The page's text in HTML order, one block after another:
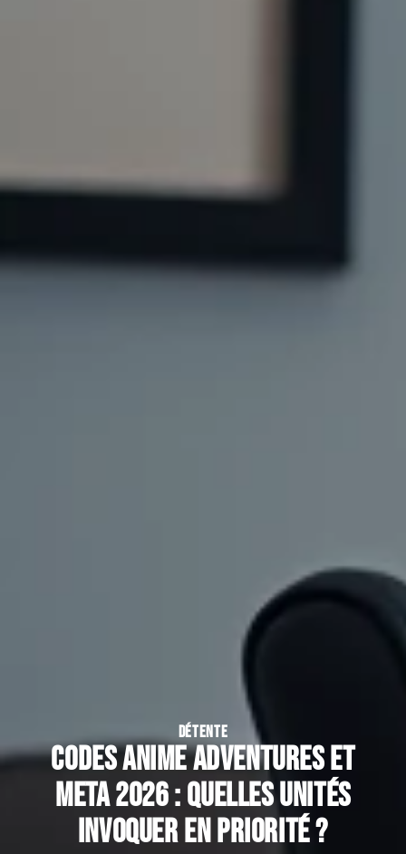
DÉTENTE
Codes Anime Adventures et
meta 2026 : quelles unités
invoquer en priorité ?